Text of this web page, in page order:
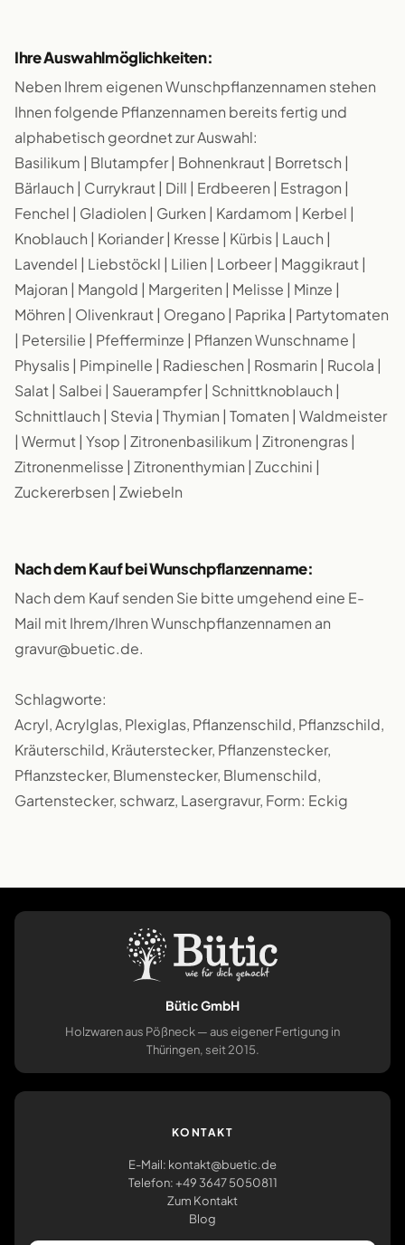
Ihre Auswahlmöglichkeiten:
Neben Ihrem eigenen Wunschpflanzennamen stehen
Ihnen folgende Pflanzennamen bereits fertig und
alphabetisch geordnet zur Auswahl:
Basilikum | Blutampfer | Bohnenkraut | Borretsch |
Bärlauch | Currykraut | Dill | Erdbeeren | Estragon |
Fenchel | Gladiolen | Gurken | Kardamom | Kerbel |
Knoblauch | Koriander | Kresse | Kürbis | Lauch |
Lavendel | Liebstöckl | Lilien | Lorbeer | Maggikraut |
Majoran | Mangold | Margeriten | Melisse | Minze |
Möhren | Olivenkraut | Oregano | Paprika | Partytomaten
| Petersilie | Pfefferminze | Pflanzen Wunschname |
Physalis | Pimpinelle | Radieschen | Rosmarin | Rucola |
Salat | Salbei | Sauerampfer | Schnittknoblauch |
Schnittlauch | Stevia | Thymian | Tomaten | Waldmeister
| Wermut | Ysop | Zitronenbasilikum | Zitronengras |
Zitronenmelisse | Zitronenthymian | Zucchini |
Zuckererbsen | Zwiebeln
Nach dem Kauf bei Wunschpflanzenname:
Nach dem Kauf senden Sie bitte umgehend eine E-
Mail mit Ihrem/Ihren Wunschpflanzennamen an
gravur@buetic.de.
Schlagworte:
Acryl, Acrylglas, Plexiglas, Pflanzenschild, Pflanzschild,
Kräuterschild, Kräuterstecker, Pflanzenstecker,
Pflanzstecker, Blumenstecker, Blumenschild,
Gartenstecker, schwarz, Lasergravur, Form: Eckig
Bütic GmbH
Holzwaren aus Pößneck — aus eigener Fertigung in
Thüringen, seit 2015.
KONTAKT
E-Mail: kontakt@buetic.de
Telefon: +49 3647 5050811
Zum Kontakt
Blog